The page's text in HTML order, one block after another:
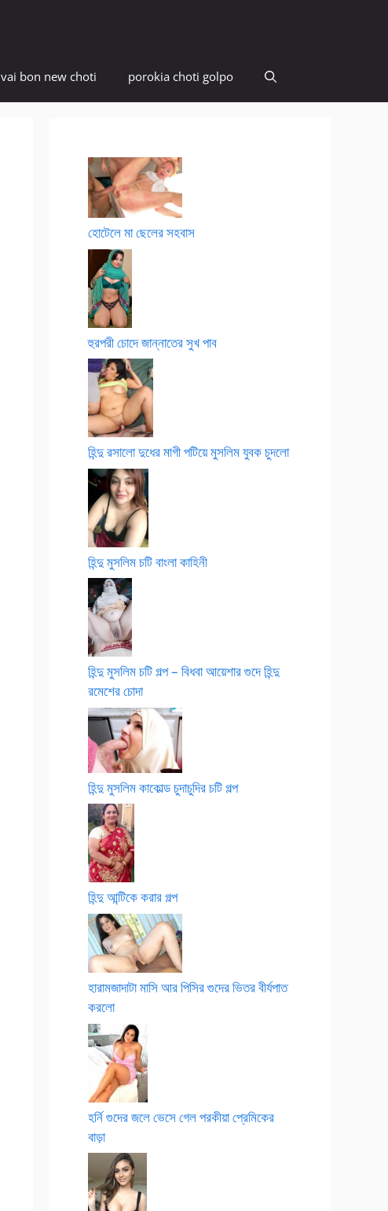
vai bon new choti porokia choti golpo
হোটেলে মা ছেলের সহবাস
হুরপরী চোদে জান্নাতের সুখ পাব
হিন্দু রসালো দুধের মাগী পটিয়ে মুসলিম যুবক চুদলো
হিন্দু মুসলিম চটি বাংলা কাহিনী
হিন্দু মুসলিম চটি গল্প – বিধবা আয়েশার গুদে হিন্দু
রমেশের চোদা
হিন্দু মুসলিম কাকোল্ড চুদাচুদির চটি গল্প
হিন্দু আন্টিকে করার গল্প
হারামজাদাটা মাসি আর পিসির গুদের ভিতর বীর্যপাত
করলো
হর্নি গুদের জলে ভেসে গেল পরকীয়া প্রেমিকের
বাড়া